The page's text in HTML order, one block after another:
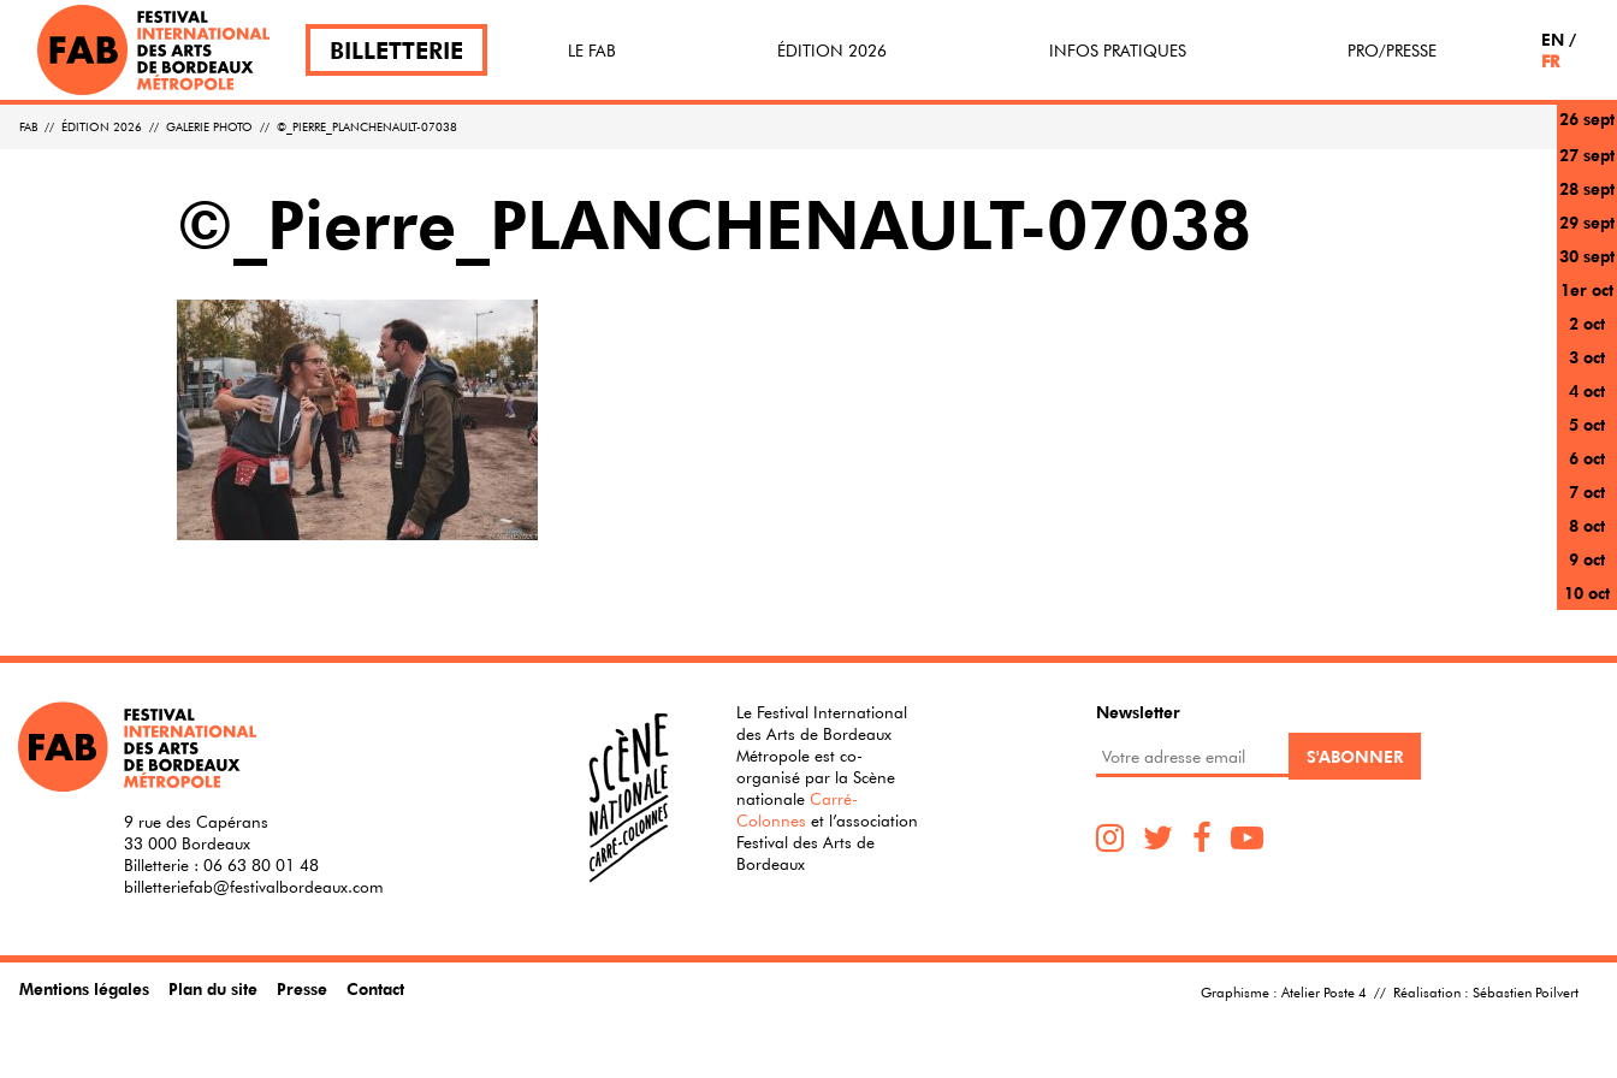
BILLETTERIE LE FAB
FABécoresponsable
ÉDITION 2026 INFOS PRATIQUES
Participe(z)
PRO/PRESSE
EN
FR
FAB // ÉDITION 2026 // GALERIE PHOTO // ©_PIERRE_PLANCHENAULT-07038
26 sept
27 sept
28 sept
29 sept
30 sept
1er oct
2 oct
3 oct
4 oct
5 oct
6 oct
7 oct
8 oct
9 oct
10 oct
©_Pierre_PLANCHENAULT-07038
9 rue des Capérans
33 000 Bordeaux
Billetterie : 06 63 80 01 48
billetteriefab@festivalbordeaux.com
Le Festival International
des Arts de Bordeaux
Métropole est co-
organisé par la Scène
nationaleCarré-
Colonnes et l’association
Festival des Arts de
Bordeaux
Newsletter
Mentions légales Plan du site Presse Contact Graphisme : Atelier Poste 4 // Réalisation : Sébastien Poilvert